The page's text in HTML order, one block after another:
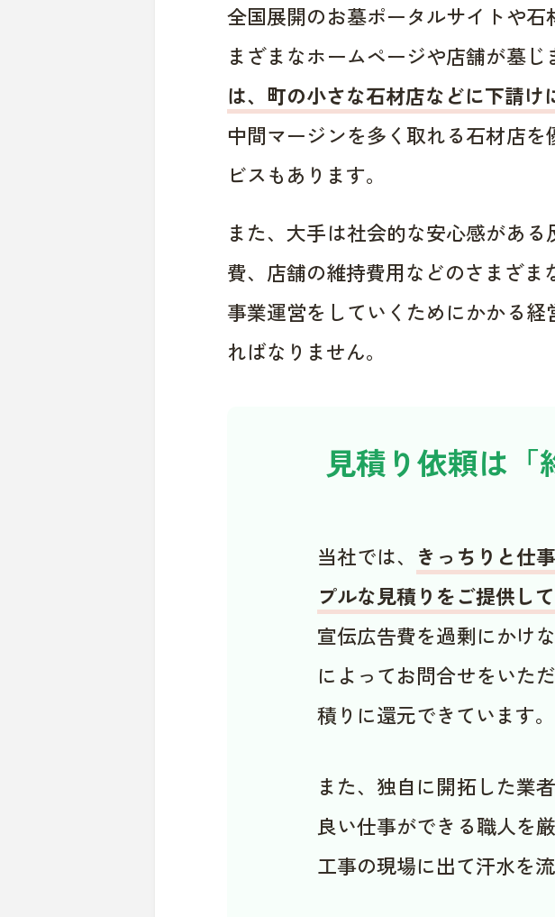
全国展開のお墓ポータルサイトや
まざまなホームページや店舗が墓じ
は、町の小さな石材店などに下請
中間マージンを多く取れる石材店
ビスもあります。
また、大手は社会的な安心感があ
費、店舗の維持費用などのさまざま
事業運営をしていくためにかかる
ればなりません。
見積り依頼は「
当社では、 きっちりと仕
プルな見積りをご提供して
宣伝広告費を過剰にかけ
によってお問合せをいた
積りに還元できています。
また、独自に開拓した業
良い仕事ができる職人を
工事の現場に出て汗水を